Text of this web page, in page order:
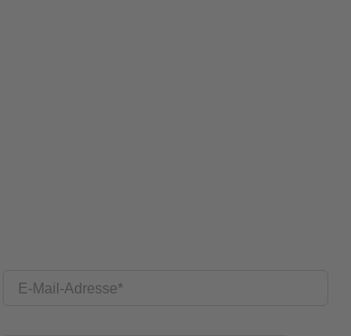
E-Mail-Adresse